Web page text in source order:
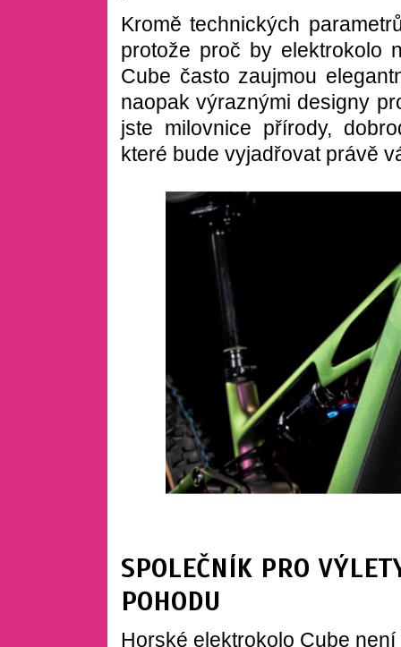
Kromě technických
protože proč by elektrokolo
Cube často zaujmou
naopak výraznými designy
jste milovnice přírody,
které bude vyjadřovat právě
SPOLEČNÍK PRO
POHODU
Horské elektrokolo Cube